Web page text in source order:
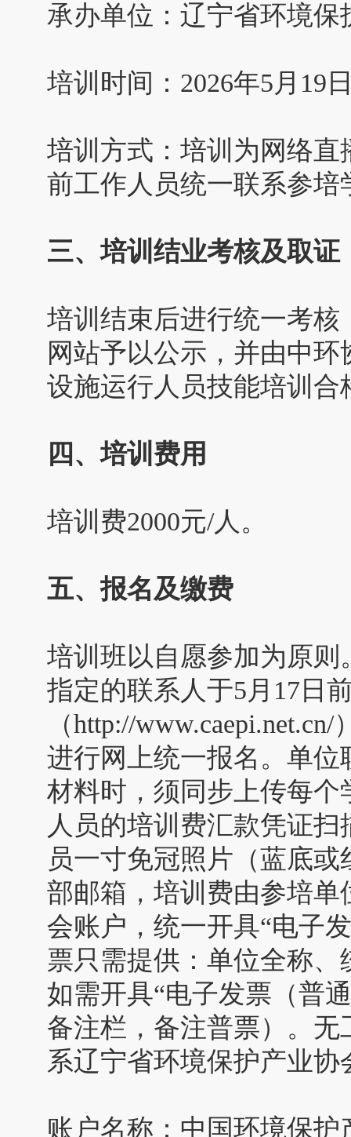
承办单位：辽宁省环境保
培训时间：2026年5月19
培训方式：培训为网络
前工作人员统一联系参培
三、培训结业考核及取证
培训结束后进行统一考
网站予以公示，并由中
设施运行人员技能培训合
四、培训费用
培训费2000元/人。
五、报名及缴费
培训班以自愿参加为原
指定的联系人于5月17日
（http://
进行网上统一报名。单
材料时，须同步上传每
人员的培训费汇款凭证
员一寸免冠照片（蓝底
部邮箱，培训费由参培
会账户，统一开具“电子
票只需提供：单位全称
如需开具“电子发票（普
备注栏，备注普票）。
系辽宁省环境保护产业
账户名称：中国环境保护